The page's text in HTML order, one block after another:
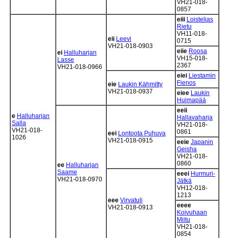
VH21-018-
0857
e Halluharjan
Salla
VH21-018-
1026
ei Halluharjan
Lasse
VH21-018-0966
eii Leevi
VH21-018-0903
eiii Loistelias
Rietu
VH11-018-
0715
eiie Roosa
VH15-018-
2367
eie Laukin Kähmitty
VH21-018-0937
eiei Liestamin
Fienos
eiee Laukin
Huimapää
ee Halluharjan
Saame
VH21-018-0970
eei Lontoota Puhuva
VH21-018-0915
eeii
Hallavaharja
VH21-018-
0861
eeie Japanin
Geisha
VH21-018-
0860
eee Virvatuli
VH21-018-0913
eeei Hurmuri-
Jätkä
VH12-018-
1213
eeee
Koivuhaan
Miitu
VH21-018-
0854